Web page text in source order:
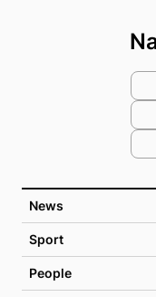
News
Sport
People